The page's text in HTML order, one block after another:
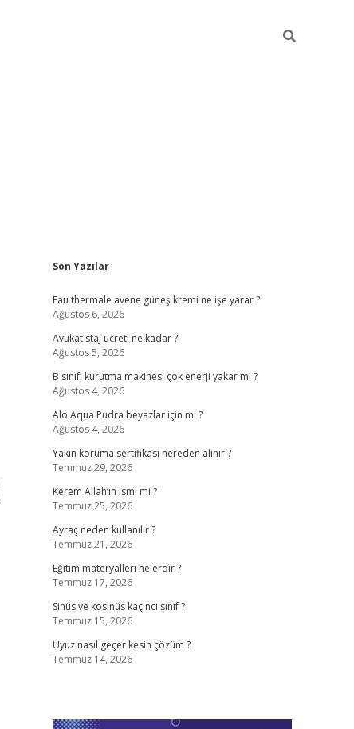
Sidebar
Son Yazılar
Eau thermale avene güneş kremi ne işe yarar ?
Ağustos 6, 2026
Avukat staj ücreti ne kadar ?
Ağustos 5, 2026
B sınıfı kurutma makinesi çok enerji yakar mı ?
Ağustos 4, 2026
Alo Aqua Pudra beyazlar için mi ?
Ağustos 4, 2026
Yakın koruma sertifikası nereden alınır ?
Temmuz 29, 2026
Kerem Allah’ın ismi mi ?
Temmuz 25, 2026
Ayraç neden kullanılır ?
Temmuz 21, 2026
Eğitim materyalleri nelerdir ?
Temmuz 17, 2026
Sinüs ve kosinüs kaçıncı sınıf ?
Temmuz 15, 2026
Uyuz nasıl geçer kesin çözüm ?
Temmuz 14, 2026